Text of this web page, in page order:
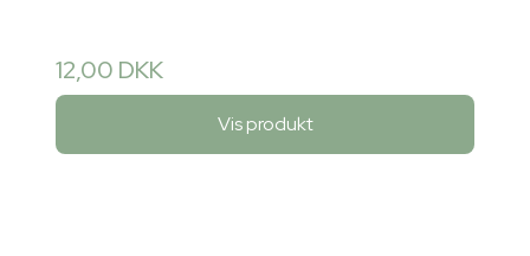
12,00 DKK
Vis produkt